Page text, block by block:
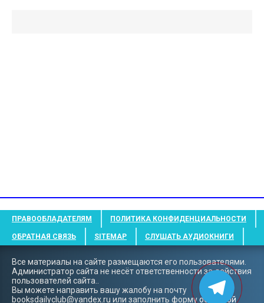
ПРАВООБЛАДАТЕЛЯМ ПОЛИТИКА КОНФИДЕНЦИАЛЬНОСТИ
ОБРАТНАЯ СВЯЗЬ SITEMAP СЛУШАТЬ АУДИОКНИГИ
Все материалы на сайте размещаются его пользователями.
Администратор сайта не несёт ответственности за действия
пользователей сайта..
Вы можете направить вашу жалобу на почту
booksdailyclub@yandex.ru или заполнить формуобратной